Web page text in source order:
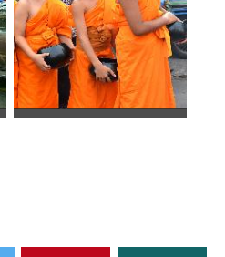
erfreulich niedrig. Die
Zimmerpreise bewegen sich
ab EUR 7.- für sehr ein...